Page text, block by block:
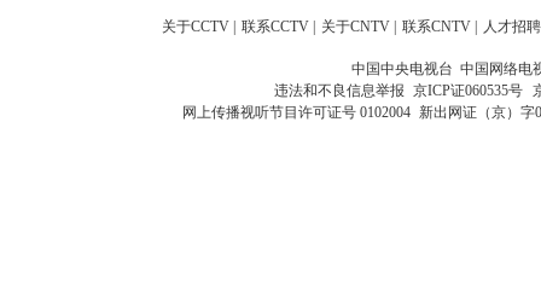
关于CCTV 联系CCTV 关于CNTV 联系CNTV 人才招聘
中国中央电视台 中国网络电
违法和不良信息举报 京ICP证060535号
网上传播视听节目许可证号 0102004 新出网证（京）